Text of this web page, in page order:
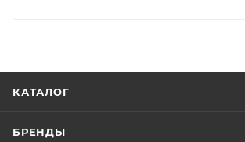
КАТАЛОГ
БРЕНДЫ